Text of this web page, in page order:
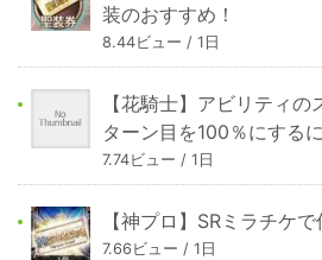
装のおすすめ！
8.44ビュー / 1日
【花騎士】アビリティ
ターン目を100％にする
7.74ビュー / 1日
【神プロ】SRミラチケ
7.66ビュー / 1日